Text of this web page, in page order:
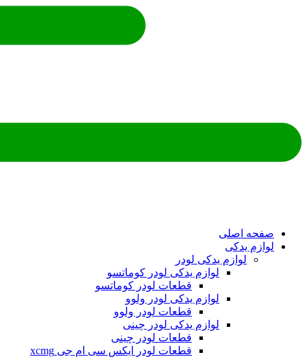
اصلی
یدکی
لوازم یدکی لودر
لوازم یدکی لودر کوماتسو
قطعات لودر کوماتسو
لوازم یدکی لودر ولوو
قطعات لودر ولوو
لوازم یدکی لودر چینی
قطعات لودر چینی
قطعات لودر ایکس سی ام جی xcmg